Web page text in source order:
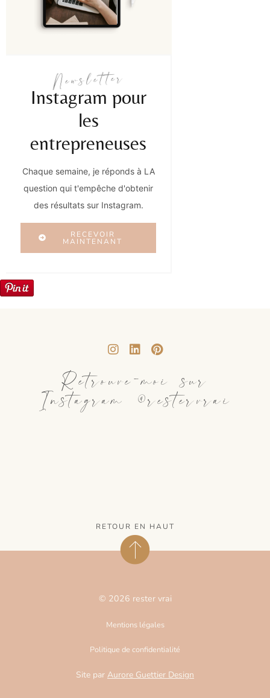
Newsletter
Instagram pour
les
entrepreneuses
Chaque semaine, je réponds à LA
question qui t'empêche d'obtenir
des résultats sur Instagram.
RECEVOIR
MAINTENANT
Retrouve-moi sur
Instagram @restervrai
RETOUR EN HAUT
© 2026 rester vrai
Mentions légales
Politique de confidentialité
Site par Aurore Guettier Design